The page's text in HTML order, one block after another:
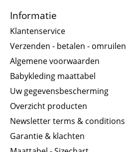
Informatie
Klantenservice
Verzenden - betalen - omruilen
Algemene voorwaarden
Babykleding maattabel
Uw gegevensbescherming
Overzicht producten
Newsletter terms & conditions
Garantie & klachten